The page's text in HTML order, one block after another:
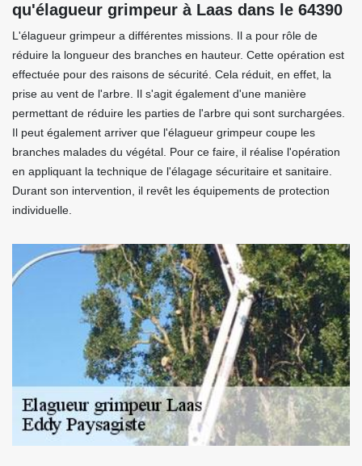
qu'élagueur grimpeur à Laas dans le 64390
L'élagueur grimpeur a différentes missions. Il a pour rôle de
réduire la longueur des branches en hauteur. Cette opération est
effectuée pour des raisons de sécurité. Cela réduit, en effet, la
prise au vent de l'arbre. Il s'agit également d'une manière
permettant de réduire les parties de l'arbre qui sont surchargées.
Il peut également arriver que l'élagueur grimpeur coupe les
branches malades du végétal. Pour ce faire, il réalise l'opération
en appliquant la technique de l'élagage sécuritaire et sanitaire.
Durant son intervention, il revêt les équipements de protection
individuelle.